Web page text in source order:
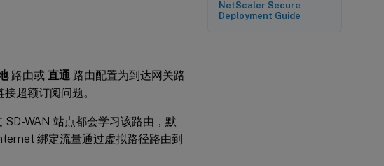
路由或 直通 路由配置为到达网关路
超额订阅问题。
SD-WAN 站点都会学习该路由，默
绑定流量通过虚拟路径路由到
NetScaler Secure
Deployment Guide